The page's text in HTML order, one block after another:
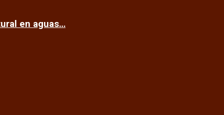
en aguas…